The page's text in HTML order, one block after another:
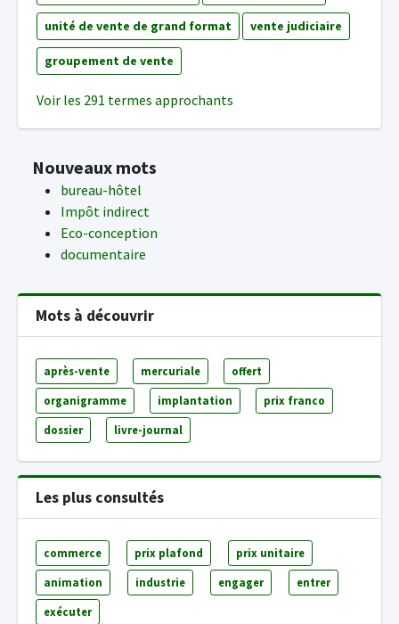
unité de vente de grand format vente judiciaire
groupement de vente
Voir les 291 termes approchants
Nouveaux mots
bureau-hôtel
Impôt indirect
Eco-conception
documentaire
Mots à découvrir
après-vente mercuriale offert
organigramme implantation prix franco
dossier livre-journal
Les plus consultés
commerce prix plafond prix unitaire
animation industrie engager entrer
exécuter